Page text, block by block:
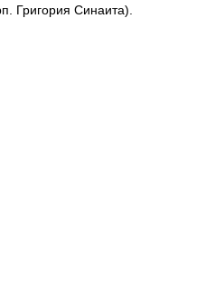
Григория Синаита).